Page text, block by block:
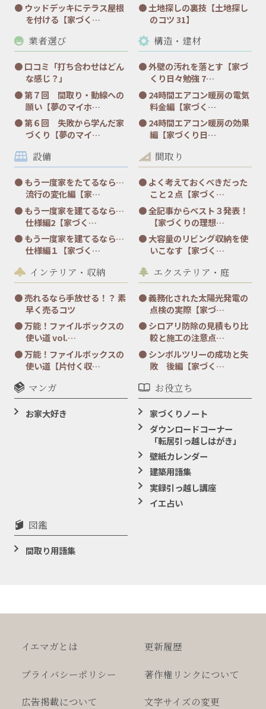
ウッドデッキにテラス屋根
を付ける【家づく…
土地探しの裏技【土地探し
のコツ 31】
業者選び
口コミ「打ち合わせはどん
な感じ？」
第７回 間取り・動線への
願い【夢のマイホ…
第６回 失敗から学んだ家
づくり【夢のマイ…
構造・建材
外壁の汚れを落とす【家づ
くり日々勉強 7…
24時間エアコン暖房の電気
料金編【家づく…
24時間エアコン暖房の効果
編【家づくり日…
設備
もう一度家をたてるなら…
流行の変化編【家…
もう一度家を建てるなら…
仕様編2【家づく…
もう一度家を建てるなら…
仕様編１【家づく…
間取り
よく考えておくべきだった
こと２点【家づく…
全記事からベスト３発表！
【家づくりの理想…
大容量のリビング収納を使
いこなす【家づく…
インテリア・収納
売れるなら手放せる！？ 素
早く売るコツ
万能！ファイルボックスの
使い道 vol.…
万能！ファイルボックスの
使い道【片付く収…
エクステリア・庭
義務化された太陽光発電の
点検の実際【家づ…
シロアリ防除の見積もり比
較と施工の注意点…
シンボルツリーの成功と失
敗 後編【家づく…
マンガ
お家大好き
お役立ち
家づくりノート
ダウンロードコーナー
「転居引っ越しはがき」
壁紙カレンダー
建築用語集
実録引っ越し講座
イエ占い
図鑑
間取り用語集
イエマガとは 更新履歴
プライバシーポリシー 著作権 リンクについて
広告掲載について 文字サイズの変更